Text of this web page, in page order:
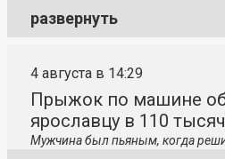
развернуть
4 августа в 14:29
Прыжок по машине
ярославцу в 110 тысяч
Мужчина был пьяным, когда